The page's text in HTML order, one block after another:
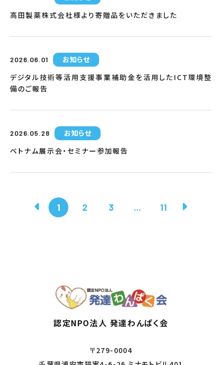
高田製薬株式会社様より寄贈品をいただきました
2026.06.01
お知らせ
デジタル技術等活用支援事業補助金を活用したICT環境整
備のご報告
2026.05.28
お知らせ
ベトナム展示会・セミナー参加報告
1 2 3 ... 11
認定NPO法人 発達わんぱく会
〒279-0004